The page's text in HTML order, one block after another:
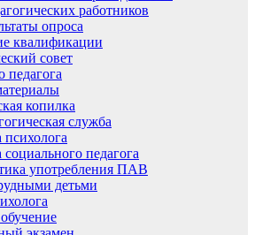
работников
опроса
квалификации
совет
педагога
копилка
служба
педагога
употребления ПАВ
детьми